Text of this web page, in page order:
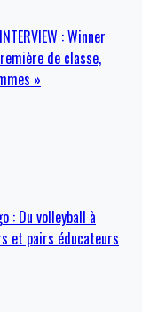
INTERVIEW : Winner
de classe,
»
: Du volleyball à
et pairs éducateurs